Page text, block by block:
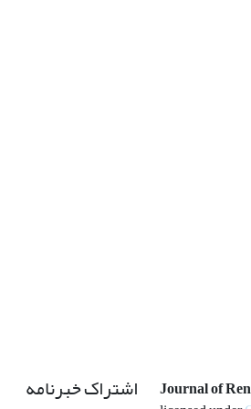
Journal of اشتراک خبرنامه